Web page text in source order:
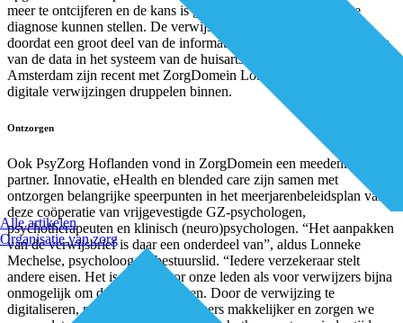
Alle artikelen
Organisatie van zorg
meer te ontcijferen en de kans is groot dat we sneller een juiste
diagnose kunnen stellen. De verwijsbrief is namelijk completer,
doordat een groot deel van de informatie al ingevuld wordt op basis
van de data in het systeem van de huisarts.” De praktijken in
Amsterdam zijn recent met ZorgDomein Lokaal gestart en de eerste
digitale verwijzingen druppelen binnen.
Ontzorgen
Ook PsyZorg Hoflanden vond in ZorgDomein een meedenkende
partner. Innovatie, eHealth en blended care zijn samen met
ontzorgen belangrijke speerpunten in het meerjarenbeleidsplan van
deze coöperatie van vrijgevestigde GZ-psychologen,
psychotherapeuten en klinisch (neuro)psychologen. “Het aanpakken
van de verwijsbrief is daar een onderdeel van”, aldus Lonneke
Mechelse, psycholoog en bestuurslid. “Iedere verzekeraar stelt
andere eisen. Het is zowel voor onze leden als voor verwijzers bijna
onmogelijk om daaraan te voldoen. Door de verwijzing te
digitaliseren, maken we het verwijzers makkelijker en zorgen we